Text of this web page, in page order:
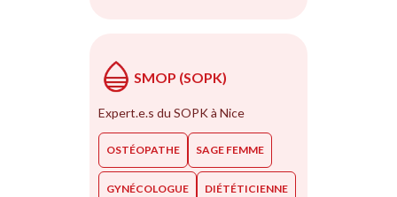
SMOP (SOPK)
Expert.e.s du SOPK à Nice
OSTÉOPATHE SAGE FEMME
GYNÉCOLOGUE DIÉTÉTICIENNE